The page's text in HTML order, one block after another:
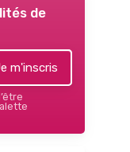
de
m'inscris